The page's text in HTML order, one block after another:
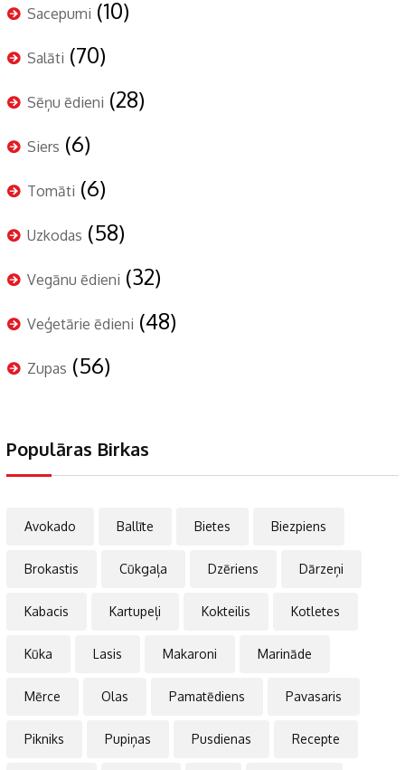
Sacepumi (10)
Salāti (70)
Sēņu ēdieni (28)
Siers (6)
Tomāti (6)
Uzkodas (58)
Vegānu ēdieni (32)
Veģetārie ēdieni (48)
Zupas (56)
Populāras Birkas
Avokado Ballīte Bietes Biezpiens
Brokastis Cūkgaļa Dzēriens Dārzeņi
Kabacis Kartupeļi Kokteilis Kotletes
Kūka Lasis Makaroni Marināde
Mērce Olas Pamatēdiens Pavasaris
Pikniks Pupiņas Pusdienas Recepte